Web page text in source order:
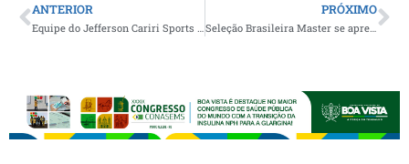
ANTERIOR PRÓXIMO
Seleção Brasileira Master se apresentará na cidade de Monteiro no próximo mês de junho